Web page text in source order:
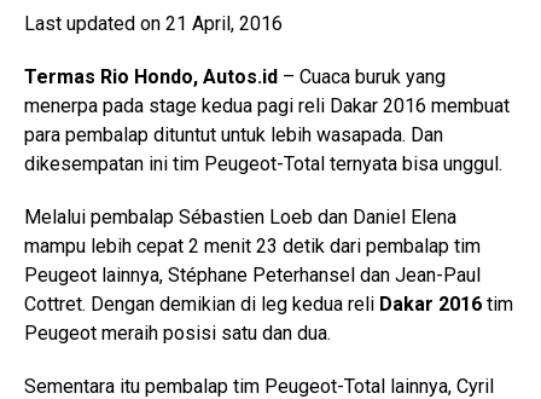
Last updated on 21 April, 2016
Termas Rio Hondo, Autos.id – Cuaca buruk yang
menerpa pada stage kedua pagi reli Dakar 2016 membuat
para pembalap dituntut untuk lebih wasapada. Dan
dikesempatan ini tim Peugeot-Total ternyata bisa unggul.
Melalui pembalap Sébastien Loeb dan Daniel Elena
mampu lebih cepat 2 menit 23 detik dari pembalap tim
Peugeot lainnya, Stéphane Peterhansel dan Jean-Paul
Cottret. Dengan demikian di leg kedua reli Dakar 2016 tim
Peugeot meraih posisi satu dan dua.
Sementara itu pembalap tim Peugeot-Total lainnya, Cyril